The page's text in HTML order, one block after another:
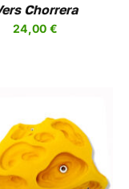
Chorrera
24,00 €